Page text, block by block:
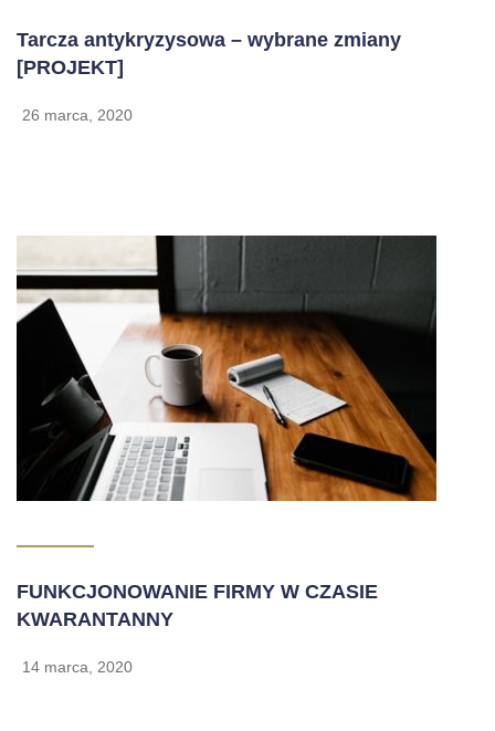
Tarcza antykryzysowa – wybrane zmiany
[PROJEKT]
26 marca, 2020
FUNKCJONOWANIE FIRMY W CZASIE
KWARANTANNY
14 marca, 2020